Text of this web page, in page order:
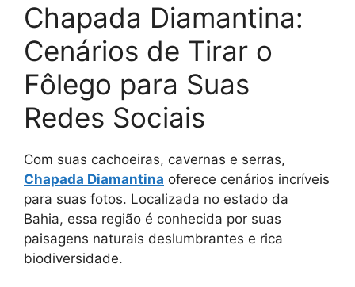
Chapada Diamantina:
Cenários de Tirar o
Fôlego para Suas
Redes Sociais
Com suas cachoeiras, cavernas e serras,
Chapada Diamantina oferece cenários incríveis
para suas fotos. Localizada no estado da
Bahia, essa região é conhecida por suas
paisagens naturais deslumbrantes e rica
biodiversidade.